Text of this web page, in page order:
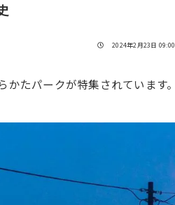
投稿日
2024年2月23日 09:00
たパークが特集されています。